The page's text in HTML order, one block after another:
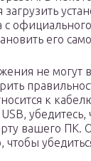
загрузить
с
его
не могут
к
убедитесь,
вашего ПК.